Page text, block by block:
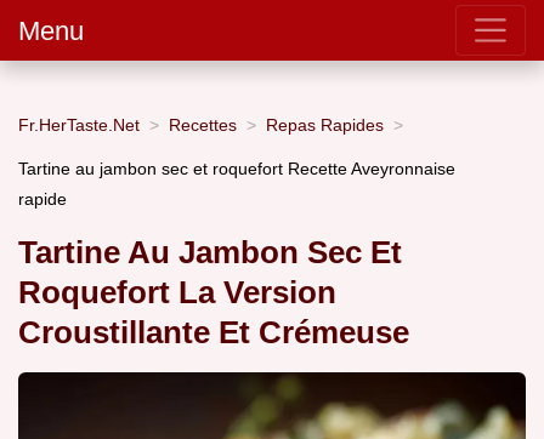
Menu
Fr.HerTaste.Net Recettes Repas Rapides
Tartine au jambon sec et roquefort Recette Aveyronnaise
rapide
Tartine Au Jambon Sec Et
Roquefort La Version
Croustillante Et Crémeuse